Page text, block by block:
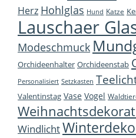
Herz Hohlglas Hund Katze
Lauschaer
Modeschmuck
Orchideenhalter Orchideenstab
Personalisiert Setzkasten
Valentinstag Vase Vogel
Windlicht